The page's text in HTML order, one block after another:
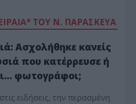
ΤΟΥ Ν. ΠΑΡΑΣΚΕΥΑ
Ασχολήθηκε κανείς
που κατέρρευσε ή
φωτογράφοι;
ειδήσεις, την περασμένη